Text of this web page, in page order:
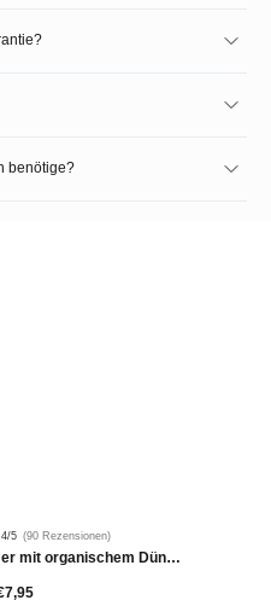
benötige?
/5 (90 Rezensionen)
Eimer mit organischem Dünger
7,95